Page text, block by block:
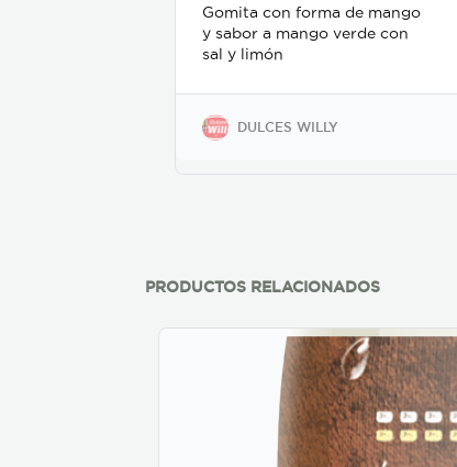
Gomita con forma de mango
y sabor a mango verde con
sal y limón
DULCES WILLY
PRODUCTOS RELACIONADOS